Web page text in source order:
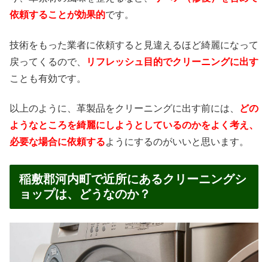
依頼することが効果的です。
技術をもった業者に依頼すると見違えるほど綺麗になって
戻ってくるので、
リフレッシュ目的でクリーニングに出す
ことも有効です。
以上のように、革製品をクリーニングに出す前には、
どの
ようなところを綺麗にしようとしているのかをよく考え、
必要な場合に依頼するようにするのがいいと思います。
稲敷郡河内町で近所にあるクリーニングシ
ョップは、どうなのか？